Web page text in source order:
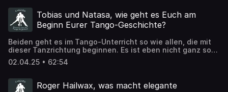
Vorgespräch läuft die Aufnahme unseres Gesprächs. Das
dreht sich um die Verlockungen im Tango Argentino, um
das Wahrnehmen von Fiktion und Realität, und warum sie
Buenos Aires. Kurz reden wir mittendrin auch über Leas
soziales Herzensthema, finanzielle Gewalt an Frauen.
Tobias und Natasa, wie geht es Euch am
Beginn Eurer Tango-Geschichte?
Beiden geht es im Tango-Unterricht so wie allen, die mit
dieser Tanzrichtung beginnen. Es ist eben nicht ganz so
einfach.
02.04.25 • 62:54
Roger Hailwax, was macht elegante